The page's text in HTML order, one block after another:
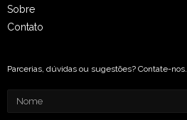
Sobre
Contato
Parcerias, dúvidas ou sugestões? Contate-nos.